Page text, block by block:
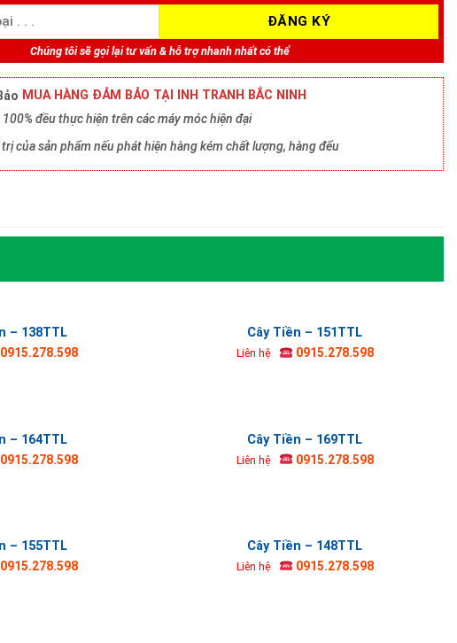
Chúng tôi sẽ gọi lại tư vấn & hỗ trợ nhanh nhất có thể
MUA HÀNG ĐẢM BẢO TẠI INH TRANH BẮC NINH
đều thực hiện trên các máy móc hiện đại
của sản phẩm nếu phát hiện hàng kém chất lượng, hàng đểu
– 138TTL
0915.278.598
Cây Tiền – 151TTL
Liên hệ 0915.278.598
– 164TTL
0915.278.598
Cây Tiền – 169TTL
Liên hệ 0915.278.598
– 155TTL
0915.278.598
Cây Tiền – 148TTL
Liên hệ 0915.278.598